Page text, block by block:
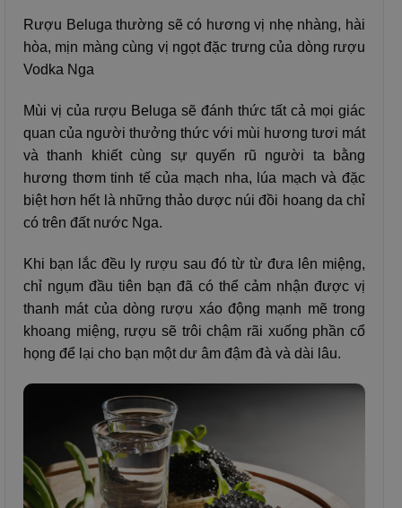
Rượu Beluga thường sẽ có hương vị nhẹ nhàng, hài
hòa, mịn màng cùng vị ngọt đặc trưng của dòng rượu
Vodka Nga
Mùi vị của rượu Beluga sẽ đánh thức tất cả mọi giác
quan của người thưởng thức với mùi hương tươi mát
và thanh khiết cùng sự quyến rũ người ta bằng
hương thơm tinh tế của mạch nha, lúa mạch và đặc
biệt hơn hết là những thảo dược núi đồi hoang da chỉ
có trên đất nước Nga.
Khi bạn lắc đều ly rượu sau đó từ từ đưa lên miệng,
chỉ ngụm đầu tiên bạn đã có thể cảm nhận được vị
thanh mát của dòng rượu xáo động mạnh mẽ trong
khoang miệng, rượu sẽ trôi chậm rãi xuống phần cổ
họng để lại cho bạn một dư âm đậm đà và dài lâu.